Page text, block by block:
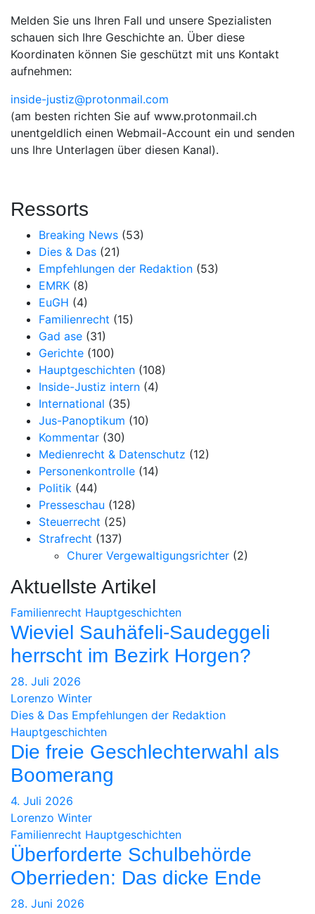
Melden Sie uns Ihren Fall und unsere Spezialisten
schauen sich Ihre Geschichte an. Über diese
Koordinaten können Sie geschützt mit uns Kontakt
aufnehmen:
inside-justiz@protonmail.com
(am besten richten Sie auf www.protonmail.ch
unentgeldlich einen Webmail-Account ein und senden
uns Ihre Unterlagen über diesen Kanal).
Ressorts
Breaking News (53)
Dies & Das (21)
Empfehlungen der Redaktion (53)
EMRK (8)
EuGH (4)
Familienrecht (15)
Gad ase (31)
Gerichte (100)
Hauptgeschichten (108)
Inside-Justiz intern (4)
International (35)
Jus-Panoptikum (10)
Kommentar (30)
Medienrecht & Datenschutz (12)
Personenkontrolle (14)
Politik (44)
Presseschau (128)
Steuerrecht (25)
Strafrecht (137)
Churer Vergewaltigungsrichter (2)
Aktuellste Artikel
Familienrecht Hauptgeschichten
Wieviel Sauhäfeli-Saudeggeli
herrscht im Bezirk Horgen?
28. Juli 2026
Lorenzo Winter
Dies & Das Empfehlungen der Redaktion
Hauptgeschichten
Die freie Geschlechterwahl als
Boomerang
4. Juli 2026
Lorenzo Winter
Familienrecht Hauptgeschichten
Überforderte Schulbehörde
Oberrieden: Das dicke Ende
28. Juni 2026